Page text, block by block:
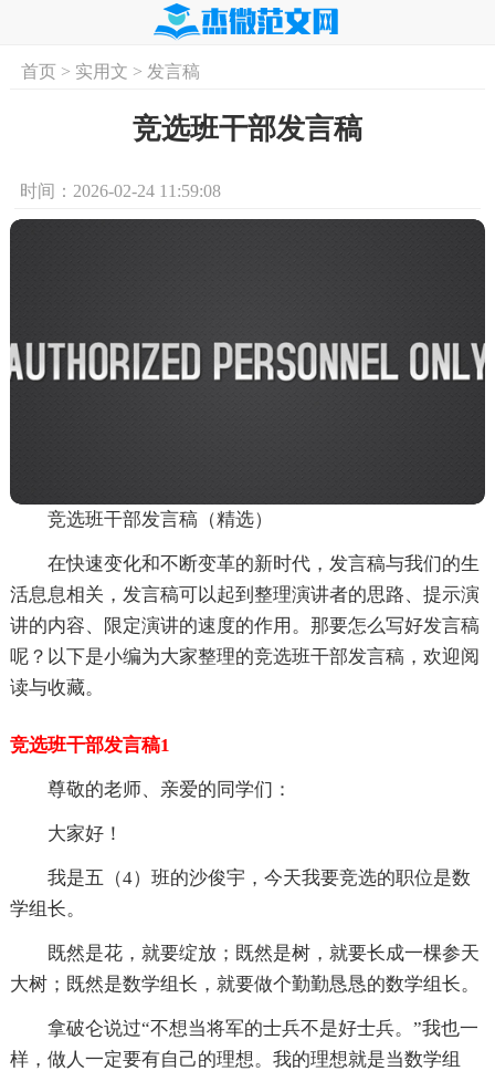
首页 实用文
首页> 实用文 > 发言稿
竞选班干部发言稿
时间：2026-02-24 11:59:08
竞选班干部发言稿（精选）
在快速变化和不断变革的新时代，发言稿与我们的生
活息息相关，发言稿可以起到整理演讲者的思路、提示演
讲的内容、限定演讲的速度的作用。那要怎么写好发言稿
呢？以下是小编为大家整理的竞选班干部发言稿，欢迎阅
读与收藏。
竞选班干部发言稿1
尊敬的老师、亲爱的同学们：
大家好！
我是五（4）班的沙俊宇，今天我要竞选的职位是数
学组长。
既然是花，就要绽放；既然是树，就要长成一棵参天
大树；既然是数学组长，就要做个勤勤恳恳的数学组长。
拿破仑说过“不想当将军的士兵不是好士兵。”我也一
样，做人一定要有自己的理想。我的理想就是当数学组